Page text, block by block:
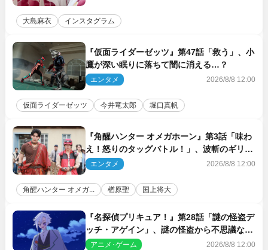
大島麻衣 インスタグラム
『仮面ライダーゼッツ』第47話「救う」、小
鷹が深い眠りに落ちて闇に消える…？
エンタメ 2026/8/8 12:00
仮面ライダーゼッツ 今井竜太郎 堀口真帆
『角醒ハンター オメガホーン』第3話「味わ
え！怒りのタッグバトル！」、波斬のギリコ
がハンターバトルを挑んできた！
エンタメ 2026/8/8 12:00
角醒ハンター オメガ... 楢原聖 国上将大
『名探偵プリキュア！』第28話「謎の怪盗デ
ッチ・アゲイン」、謎の怪盗から不思議な予
告状が届く
アニメ･ゲーム 2026/8/8 12:00